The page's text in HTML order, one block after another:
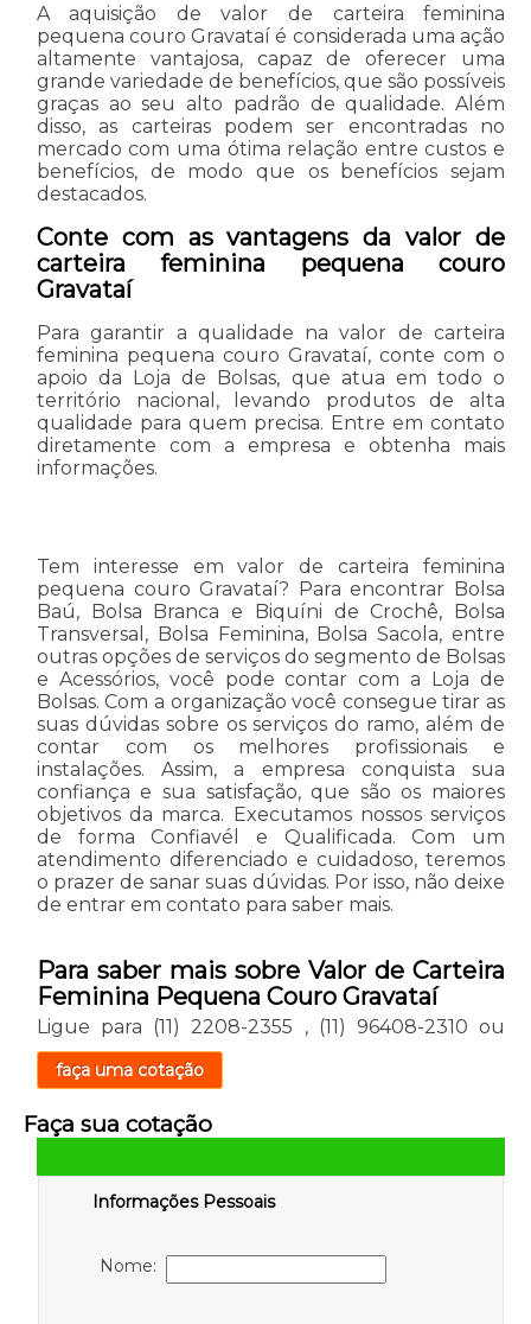
A aquisição de valor de carteira feminina
pequena couro Gravataí é considerada uma ação
altamente vantajosa, capaz de oferecer uma
grande variedade de benefícios, que são possíveis
graças ao seu alto padrão de qualidade. Além
disso, as carteiras podem ser encontradas no
mercado com uma ótima relação entre custos e
benefícios, de modo que os benefícios sejam
destacados.
Conte com as vantagens da valor de
carteira feminina pequena couro
Gravataí
Para garantir a qualidade na valor de carteira
feminina pequena couro Gravataí, conte com o
apoio da Loja de Bolsas, que atua em todo o
território nacional, levando produtos de alta
qualidade para quem precisa. Entre em contato
diretamente com a empresa e obtenha mais
informações.
Tem interesse em valor de carteira feminina
pequena couro Gravataí? Para encontrar Bolsa
Baú, Bolsa Branca e Biquíni de Crochê, Bolsa
Transversal, Bolsa Feminina, Bolsa Sacola, entre
outras opções de serviços do segmento de Bolsas
e Acessórios, você pode contar com a Loja de
Bolsas. Com a organização você consegue tirar as
suas dúvidas sobre os serviços do ramo, além de
contar com os melhores profissionais e
instalações. Assim, a empresa conquista sua
confiança e sua satisfação, que são os maiores
objetivos da marca. Executamos nossos serviços
de forma Confiavél e Qualificada. Com um
atendimento diferenciado e cuidadoso, teremos
o prazer de sanar suas dúvidas. Por isso, não deixe
de entrar em contato para saber mais.
Para saber mais sobre Valor de Carteira
Feminina Pequena Couro Gravataí
Ligue para (11) 2208-2355 , (11) 96408-2310 ou
faça uma cotação
Faça sua cotação
Informações Pessoais
Nome: